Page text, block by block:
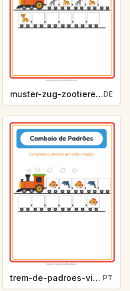
muster-zug-zootiere-cfc1DE
trem-de-padroes-vida-marinha-5a90 PT